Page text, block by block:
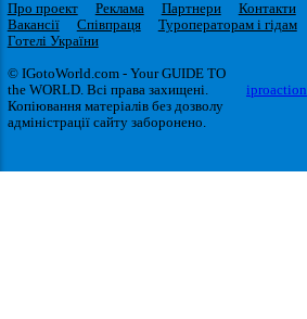
Про проект Реклама Партнери Контакти
Вакансії
Співпраця Туроператорам і гідам
Готелі України
© IGotoWorld.com - Your GUIDE TO
the WORLD. Всі права захищені.
Копіювання матеріалів без дозволу
адміністрації сайту заборонено.
iproaction